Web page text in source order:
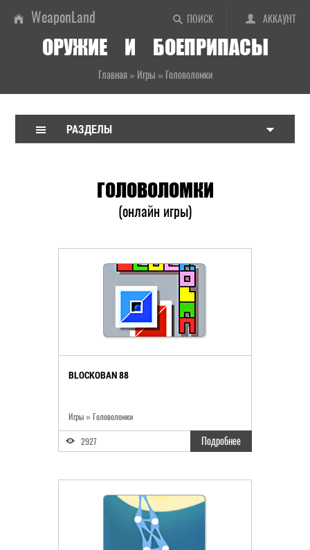
ПОИСК АККАУНТ
WeaponLand
ОРУЖИЕ И БОЕПРИПАСЫ
Главная» Игры » Головоломки
РАЗДЕЛЫ
ГОЛОВОЛОМКИ
(онлайн игры)
BLOCKOBAN 88
Игры » Головоломки
2927 Подробнее